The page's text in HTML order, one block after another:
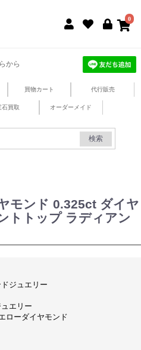
0
から
買物カート 代行販売
石買取 オーダーメイド
検索
モンド 0.325ct ダイヤ
トトップ ラディアン
ジュエリー
エリー
ローダイヤモンド